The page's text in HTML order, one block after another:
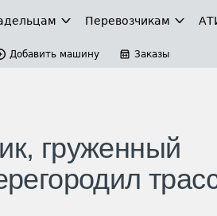
Перевозчикам
Добавить машину Заказы
груженный